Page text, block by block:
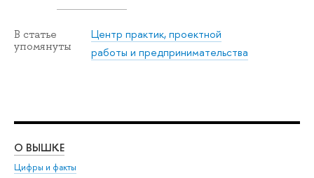
В статье
упомянуты
Центр практик, проектной
работы и предпринимательства
О ВЫШКЕ
Цифры и факты